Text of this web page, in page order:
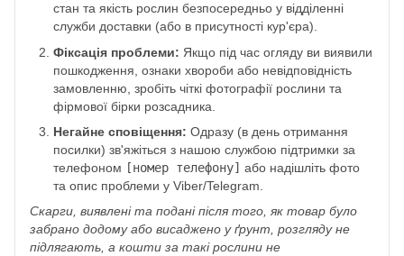
стан та якість рослин безпосередньо у відділенні
служби доставки (або в присутності кур'єра).
Фіксація проблеми: Якщо під час огляду ви виявили
пошкодження, ознаки хвороби або невідповідність
замовленню, зробіть чіткі фотографії рослини та
фірмової бірки розсадника.
Негайне сповіщення: Одразу (в день отримання
посилки) зв'яжіться з нашою службою підтримки за
телефоном [номер телефону] або надішліть фото
та опис проблеми у Viber/Telegram.
Скарги, виявлені та подані після того, як товар було
забрано додому або висаджено у ґрунт, розгляду не
підлягають, а кошти за такі рослини не